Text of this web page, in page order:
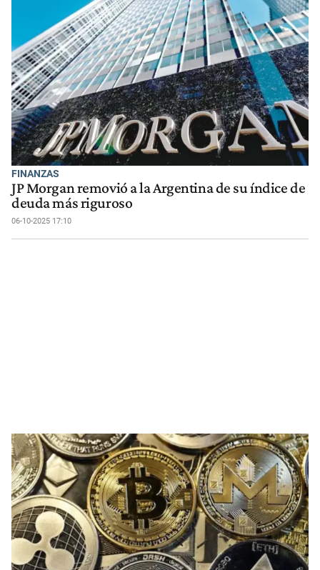
FINANZAS
JP Morgan removió a la Argentina de su índice de
deuda más riguroso
06-10-2025 17:10